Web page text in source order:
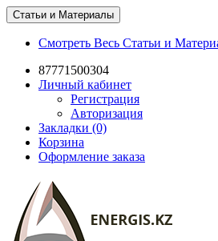
Статьи и Материалы
Смотреть Весь Статьи и
87771500304
Личный кабинет
Регистрация
Авторизация
Закладки (0)
Корзина
Оформление заказа